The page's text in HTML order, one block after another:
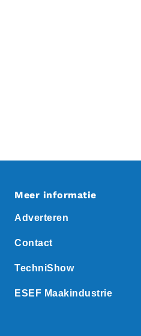
Meer informatie
Adverteren
Contact
TechniShow
ESEF Maakindustrie